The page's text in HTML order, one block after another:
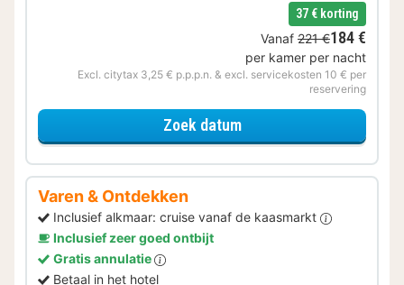
37 € korting
Vanaf 221 €184 €
per kamer per nacht
Excl. citytax 3,25 € p.p.p.n. & excl. servicekosten 10 € per
reservering
Zoek datumvoor Beleef de Stad
Varen & Ontdekken
Inclusief alkmaar: cruise vanaf de kaasmarkt
Inclusief zeer goed ontbijt
Gratis annulatie
Betaal in het hotel